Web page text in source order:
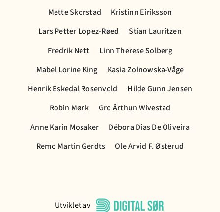
Mette Skorstad
Kristinn Eiriksson
Lars Petter Lopez-Røed
Stian Lauritzen
Fredrik Nett
Linn Therese Solberg
Mabel Lorine King
Kasia Zolnowska-Våge
Henrik Eskedal Rosenvold
Hilde Gunn Jensen
Robin Mørk
Gro Årthun Wivestad
Anne Karin Mosaker
Débora Dias De Oliveira
Remo Martin Gerdts
Ole Arvid F. Østerud
Utviklet av